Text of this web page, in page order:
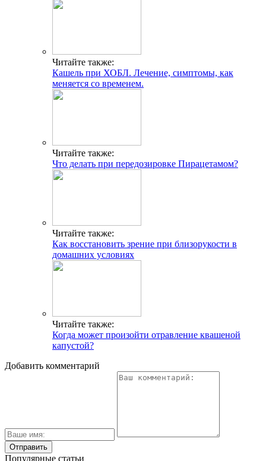
Читайте также:
Кашель при ХОБЛ. Лечение, симптомы, как
меняется со временем.
Читайте также:
Что делать при передозировке Пирацетамом?
Читайте также:
Как восстановить зрение при близорукости в
домашних условиях
Читайте также:
Когда может произойти отравление квашеной
капустой?
Добавить комментарий
Популярные статьи